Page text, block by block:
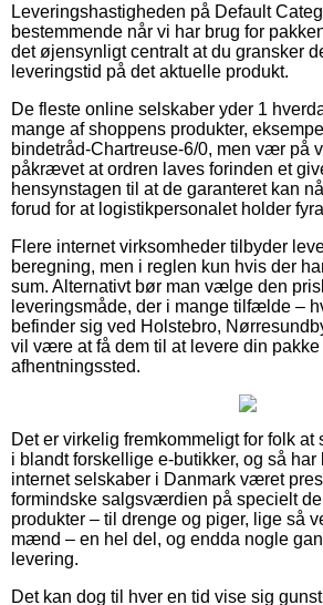
Leveringshastigheden på Default
bestemmende når vi har brug for
det øjensynligt centralt at du gransker
leveringstid på det aktuelle produkt.
De fleste online selskaber yder 1
mange af shoppens produkter,
bindetråd-Chartreuse-6/0, men vær på
påkrævet at ordren laves forinden et
hensynstagen til at de garanteret kan
forud for at logistikpersonalet holder
Flere internet virksomheder tilbyder
beregning, men i reglen kun hvis der
sum. Alternativt bør man vælge den
leveringsmåde, der i mange tilfælde –
befinder sig ved Holstebro,
vil være at få dem til at levere din pakke
afhentningssted.
Det er virkelig fremkommeligt for folk at
i blandt forskellige e-butikker, og så har
internet selskaber i Danmark været
formindske salgsværdien på specielt
produkter – til drenge og piger, lige så
mænd – en hel del, og endda nogle
levering.
Det kan dog til hver en tid vise sig